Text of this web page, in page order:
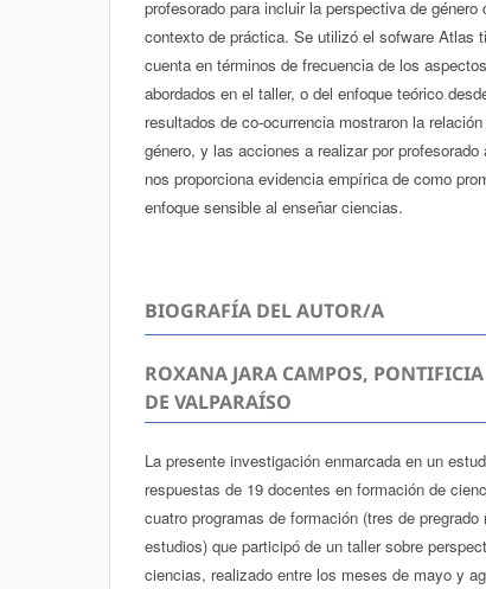
profesorado para incluir la perspectiva de
contexto de práctica. Se utilizó el sofware Atlas
cuenta en términos de frecuencia de los
abordados en el taller, o del enfoque teórico
resultados de co-ocurrencia mostraron la
género, y las acciones a realizar por
nos proporciona evidencia empírica de como
enfoque sensible al enseñar ciencias.
BIOGRAFÍA DEL AUTOR/A
ROXANA JARA CAMPOS,
DE VALPARAÍSO
La presente investigación enmarcada en un
respuestas de 19 docentes en formación de
cuatro programas de formación (tres de
estudios) que participó de un taller sobre
ciencias, realizado entre los meses de mayo y